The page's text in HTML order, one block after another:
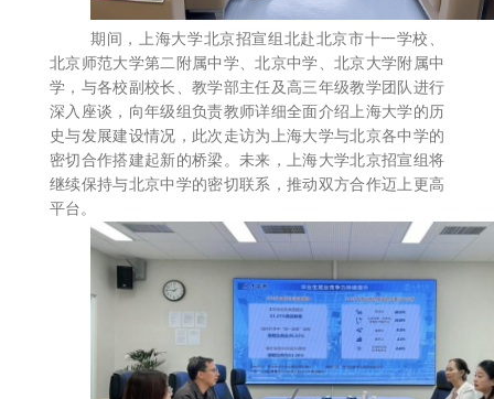
期间，上海大学北京招宣组北赴北京市十一学校、
北京师范大学第二附属中学、北京中学、北京大学附属中
学，与各校副校长、教学部主任及高三年级教学团队进行
深入座谈，向年级组负责教师详细全面介绍上海大学的历
史与发展建设情况，此次走访为上海大学与北京各中学的
密切合作搭建起新的桥梁。未来，上海大学北京招宣组将
继续保持与北京中学的密切联系，推动双方合作迈上更高
平台。